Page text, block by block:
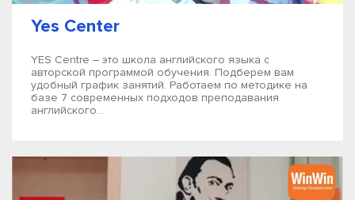
Yes Center
YES Centre – это школа английского языка с
авторской программой обучения. Подберем вам
удобный график занятий. Работаем по методике на
базе 7 современных подходов преподавания
английского...